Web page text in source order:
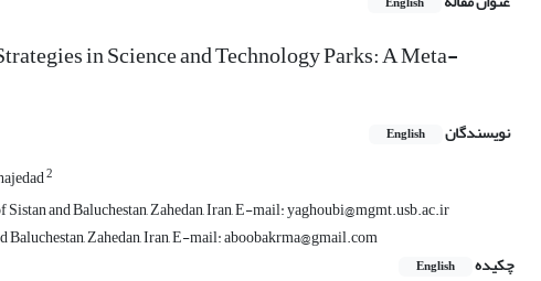
in Science and Technology Parks: A Meta-
نویسندگان English
2
and Baluchestan, Zahedan, Iran, E-mail: yaghoubi@mgmt.usb.ac.ir
Zahedan, Iran, E-mail: aboobakrma@gmail.com
چکیده
English